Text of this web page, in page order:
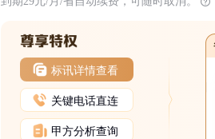
标讯详情查看
关键电话直连
甲方分析查询